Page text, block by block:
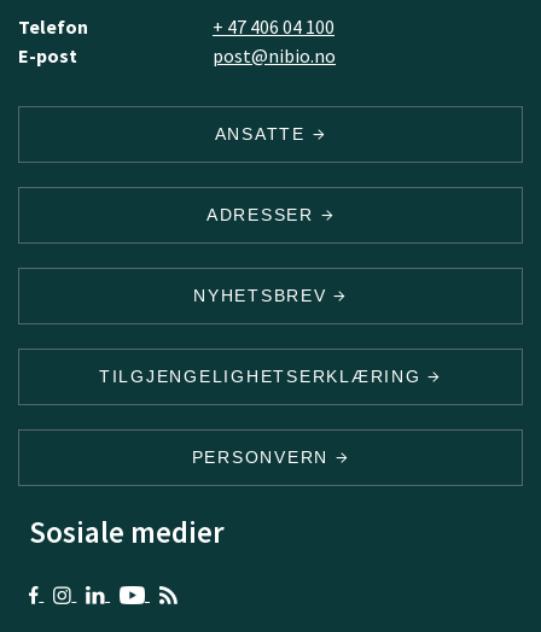
Telefon
+ 47 406 04 100
E-post
post@nibio.no
ANSATTE
ADRESSER
NYHETSBREV
TILGJENGELIGHETSERKLÆRING
PERSONVERN
Sosiale medier